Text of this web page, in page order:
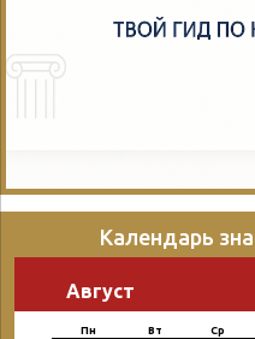
Календарь
Август
Пн Вт Ср